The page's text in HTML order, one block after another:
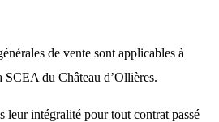
de vente sont applicables à
SCEA du Château d’Ollières.
leur intégralité pour tout contrat passé